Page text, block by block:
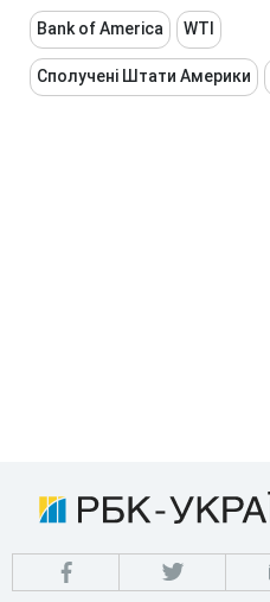
Bank of America WTI
Сполучені Штати Америки